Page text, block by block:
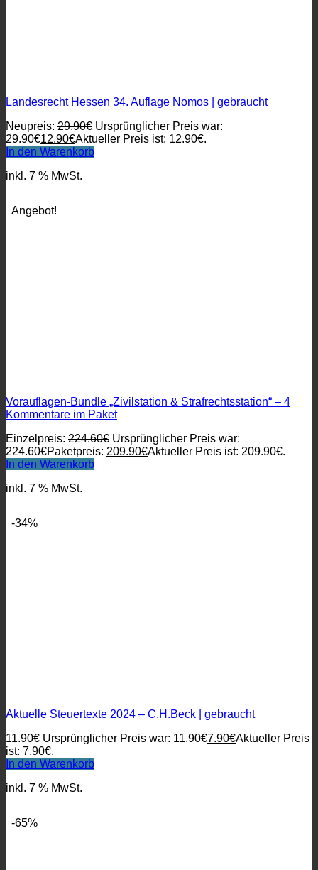
Landesrecht Hessen 34. Auflage Nomos | gebraucht
Neupreis: 29.90€ Ursprünglicher Preis war:
29.90€12.90€Aktueller Preis ist: 12.90€.
In den Warenkorb
inkl. 7 % MwSt.
Angebot!
Vorauflagen-Bundle „Zivilstation & Strafrechtsstation“ – 4
Kommentare im Paket
Einzelpreis: 224.60€ Ursprünglicher Preis war:
224.60€Paketpreis: 209.90€Aktueller Preis ist: 209.90€.
In den Warenkorb
inkl. 7 % MwSt.
-34%
Aktuelle Steuertexte 2024 – C.H.Beck | gebraucht
11.90€ Ursprünglicher Preis war: 11.90€7.90€Aktueller Preis
ist: 7.90€.
In den Warenkorb
inkl. 7 % MwSt.
-65%